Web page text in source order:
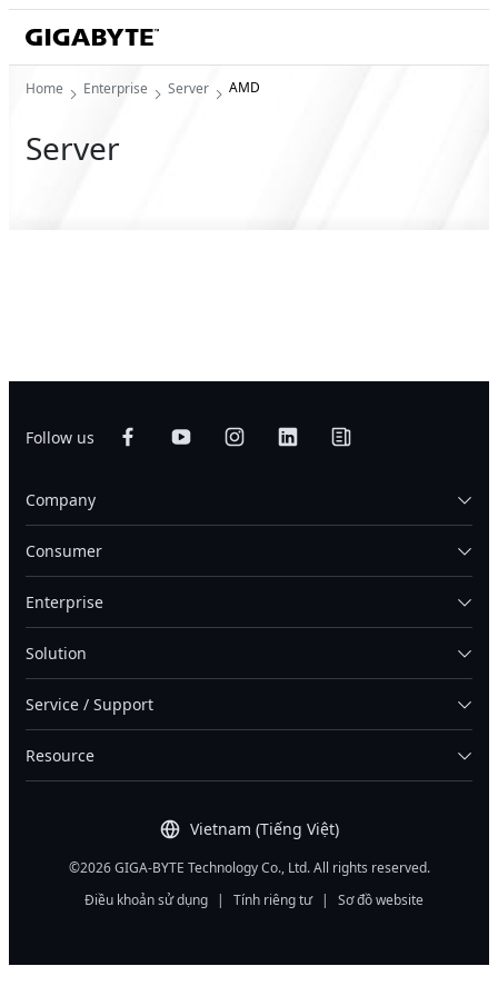
Home Enterprise Server AMD
Server
Follow us
Vietnam (Tiếng Việt)
Company
Consumer
Enterprise
Solution
Service / Support
Resource
©2026 GIGA-BYTE Technology Co., Ltd. All rights reserved.
Điều khoản sử dụng
| Tính riêng tư | Sơ đồ website